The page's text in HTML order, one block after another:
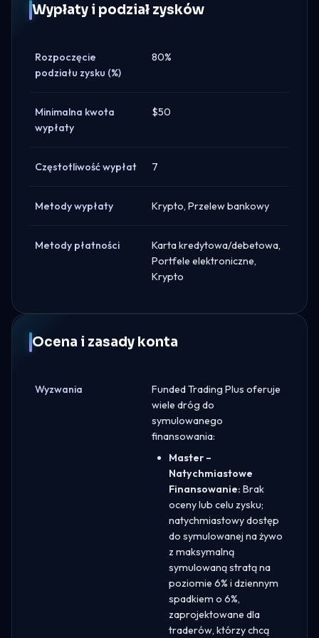
Wypłaty i podział zysków
Rozpoczęcie
podziału zysku (%)
80%
Minimalna kwota
wypłaty
$50
Częstotliwość wypłat 7
Metody wypłaty Krypto, Przelew bankowy
Metody płatności
Karta kredytowa/debetowa,
Portfele elektroniczne,
Krypto
Ocena i zasady konta
Wyzwania
Funded Trading Plus oferuje
wiele dróg do
symulowanego
finansowania:
Master –
Natychmiastowe
Finansowanie: Brak
oceny lub celu zysku;
natychmiastowy dostęp
do symulowanej na żywo
z maksymalną
symulowaną stratą na
poziomie 6% i dziennym
spadkiem o 6%,
zaprojektowane dla
traderów, którzy chcą